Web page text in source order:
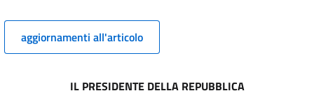
6 bis
7
aggiornamenti all'articolo
IL PRESIDENTE DELLA REPUBBLICA